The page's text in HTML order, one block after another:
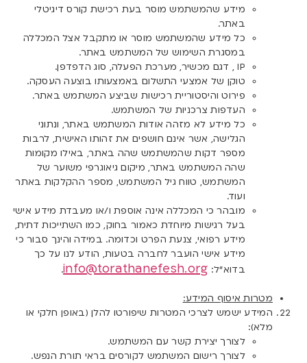
מידע שהמשתמש מוסר בעת רכישת קורס דיגיטלי
באתר.
כל מידע שהמשתמש מוסר או מתקבל אצל המכללה
במסגרת השימוש של המשתמש באתר.
IP , דגם מכשיר, מערכת הפעלה, סוג הדפדפן.
טוקן של אמצעי התשלום באמצעותו בוצעה העסקה.
פירוט והיסטוריית רכישות שביצע המשתמש באתר.
העדפות צרכניות של המשתמש.
כל מידע לא מזהה אודות המשתמש באתר, ונתוני
הגלישה, אשר אינם חושפים את זהותו האישית, לרבות
מספר דקות שהמשתמש שהה באתר, באילו מקומות
שהה המשתמש באתר, מיקום גיאוגרפי משוער של
המשתמש, טווח גיל המשתמש, מספר ההקלקות באתר
ועוד.
מובהר כי המכללה אינה אוספת ו/או מעבדת מידע אישי
בעל רגישות מיוחדת כאמור בחוק, כמו השתייכות דתית,
מידע רפואי, צנעת הפרט וכדומה. במידה והינך סבור כי
מידע אישי הועבר לחברה בטעות, הודע לנו על כך
בדוא”ל: info@torathanefesh.org
.
מטרות איסוף המידע:
המידע ישמש לצרכי המטרות שיפורטו להלן (באופן חלקי או
מלא):
לצורך יצירת קשר עם המשתמש.
לצורך רישום המשתמש לקורסים בראי תורת הנפש.